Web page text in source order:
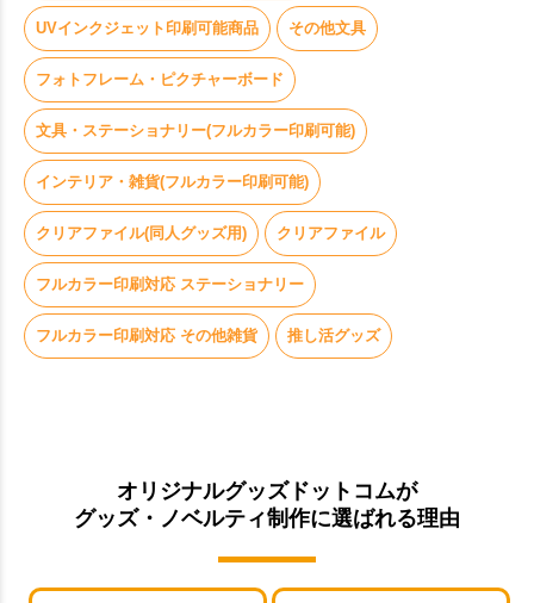
UVインクジェット印刷可能商品 その他文具
フォトフレーム・ピクチャーボード
文具・ステーショナリー(フルカラー印刷可能)
インテリア・雑貨(フルカラー印刷可能)
クリアファイル(同人グッズ用) クリアファイル
フルカラー印刷対応 ステーショナリー
フルカラー印刷対応 その他雑貨 推し活グッズ
オリジナルグッズドットコムが
グッズ・ノベルティ制作に選ばれる理由